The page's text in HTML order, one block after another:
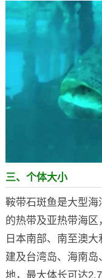
三、个体大小
鞍带石斑鱼是大型
的热带及亚热带海
日本南部、南至澳
建及台湾岛、海南
地，最大体长可达